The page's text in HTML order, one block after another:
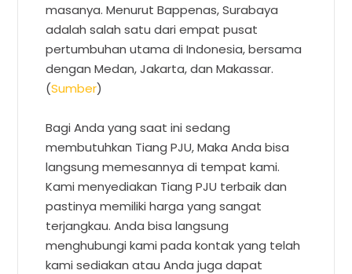
masanya. Menurut Bappenas, Surabaya
adalah salah satu dari empat pusat
pertumbuhan utama di Indonesia, bersama
dengan Medan, Jakarta, dan Makassar.
(Sumber)
Bagi Anda yang saat ini sedang
membutuhkan Tiang PJU, Maka Anda bisa
langsung memesannya di tempat kami.
Kami menyediakan Tiang PJU terbaik dan
pastinya memiliki harga yang sangat
terjangkau. Anda bisa langsung
menghubungi kami pada kontak yang telah
kami sediakan atau Anda juga dapat